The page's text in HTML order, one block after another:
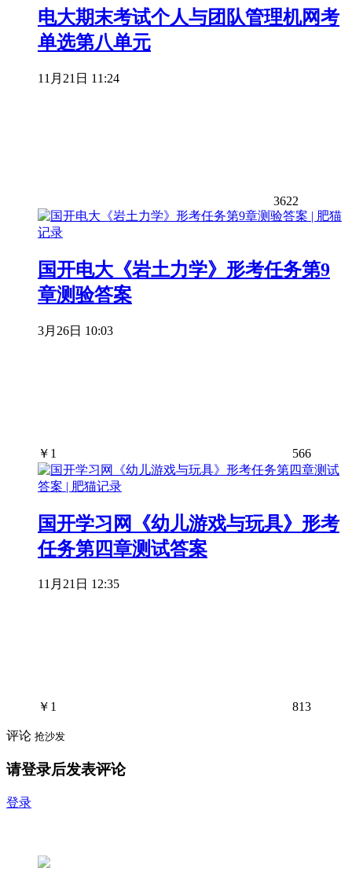
电大期末考试个人与团队管理机网考
单选第八单元
11月21日 11:24
3622
国开电大《岩土力学》形考任务第9
章测验答案
3月26日 10:03
￥ 1 566
国开学习网《幼儿游戏与玩具》形考
任务第四章测试答案
11月21日 12:35
￥ 1 813
评论 抢沙发
请登录后发表评论
登录